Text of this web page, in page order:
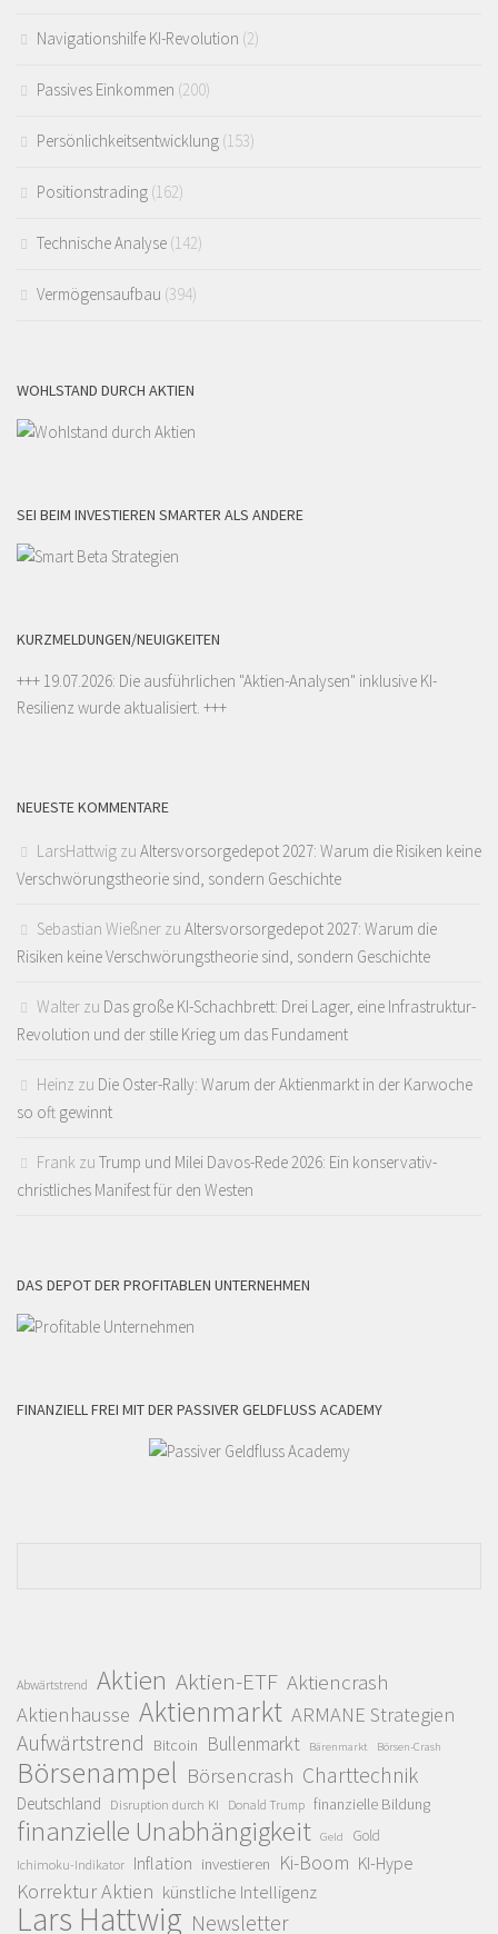
Navigationshilfe KI-Revolution (2)
Passives Einkommen (200)
Persönlichkeitsentwicklung (153)
Positionstrading (162)
Technische Analyse (142)
Vermögensaufbau (394)
WOHLSTAND DURCH AKTIEN
SEI BEIM INVESTIEREN SMARTER ALS ANDERE
KURZMELDUNGEN/NEUIGKEITEN
+++ 19.07.2026: Die ausführlichen "Aktien-Analysen" inklusive KI-
Resilienz wurde aktualisiert. +++
NEUESTE KOMMENTARE
LarsHattwig zu Altersvorsorgedepot 2027: Warum die Risiken keine
Verschwörungstheorie sind, sondern Geschichte
Sebastian Wießner zu Altersvorsorgedepot 2027: Warum die
Risiken keine Verschwörungstheorie sind, sondern Geschichte
Walter zu Das große KI-Schachbrett: Drei Lager, eine Infrastruktur-
Revolution und der stille Krieg um das Fundament
Heinz zu Die Oster-Rally: Warum der Aktienmarkt in der Karwoche
so oft gewinnt
Frank zu Trump und Milei Davos-Rede 2026: Ein konservativ-
christliches Manifest für den Westen
DAS DEPOT DER PROFITABLEN UNTERNEHMEN
FINANZIELL FREI MIT DER PASSIVER GELDFLUSS ACADEMY
Abwärtstrend Aktien Aktien-ETF Aktiencrash
Aktienhausse Aktienmarkt ARMANE Strategien
Aufwärtstrend Bitcoin Bullenmarkt Bärenmarkt Börsen-Crash
Börsenampel Börsencrash Charttechnik
Deutschland Disruption durch KI Donald Trump finanzielle Bildung
finanzielle Unabhängigkeit Geld Gold
Ichimoku-Indikator Inflation investieren Ki-Boom KI-Hype
Korrektur Aktien künstliche Intelligenz
Lars Hattwig Newsletter